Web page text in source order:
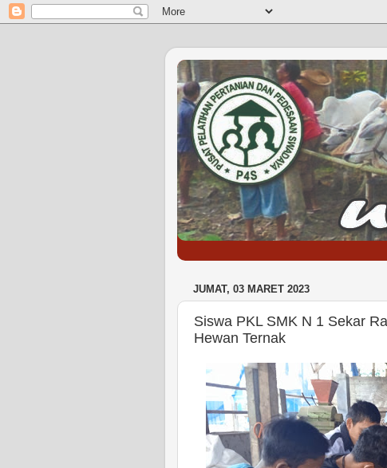
JUMAT, 03 MARET 2023
Siswa PKL SMK N 1 Sekar
Hewan Ternak